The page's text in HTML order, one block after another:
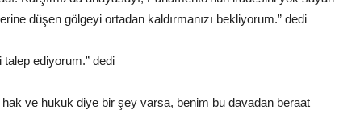
düşen gölgeyi ortadan kaldırmanızı bekliyorum.” dedi
ediyorum.” dedi
ve hukuk diye bir şey varsa, benim bu davadan beraat